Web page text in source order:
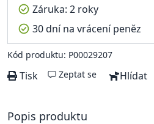
Záruka: 2 roky
30 dní na vrácení peněz
Kód produktu: P00029207
Tisk Zeptat se Hlídat
Popis produktu